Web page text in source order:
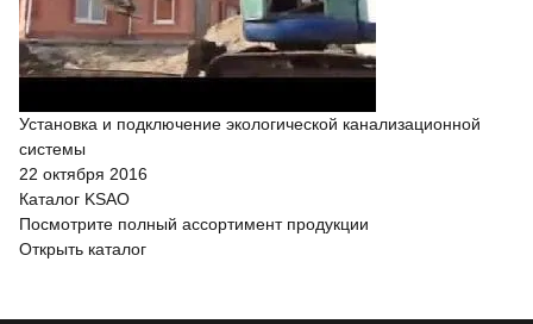
Установка и подключение экологической канализационной
системы
22 октября 2016
Каталог KSAO
Посмотрите полный ассортимент продукции
Открыть каталог